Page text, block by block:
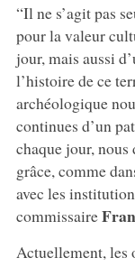
“Il ne s’agit pas
pour la valeur
jour, mais aussi
l’histoire de ce
archéologique
continues d’un
chaque jour,
grâce, comme
avec les
commissaire
Actuellement, les